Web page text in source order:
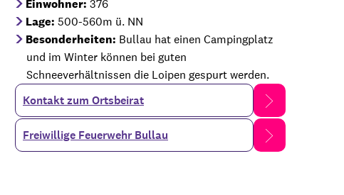
Einwohner:376
Lage:500-560m ü. NN
Besonderheiten: Bullau hat einen Campingplatz
und im Winter können bei guten
Schneeverhältnissen die Loipen gespurt werden.
Kontakt zum Ortsbeirat
Freiwillige Feuerwehr Bullau